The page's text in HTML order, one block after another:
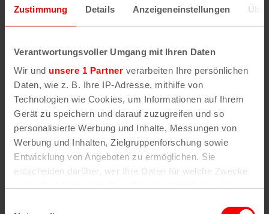
Zustimmung Details Anzeigeneinstellungen
Verantwortungsvoller Umgang mit Ihren Daten
Wir und unsere 1 Partner verarbeiten Ihre persönlichen
Daten, wie z. B. Ihre IP-Adresse, mithilfe von
Technologien wie Cookies, um Informationen auf Ihrem
Gerät zu speichern und darauf zuzugreifen und so
personalisierte Werbung und Inhalte, Messungen von
Werbung und Inhalten, Zielgruppenforschung sowie
Entwicklung von Angeboten zu ermöglichen. Sie
entscheiden darüber, wer Ihre Daten für welche Zwecke
Alle Angaben ohne Gewähr!
Bitte informieren Sie sich vor
Parkhaus-Basisdaten 05.12.2025 11:30, Belegungsdaten-
Quelle: Parkleitsystem bzw. https://offenedaten-
koeln.de/dataset/parkhausbelegung, Lizenz:DL-DE-Zero-2.0
(Korrekturen bitte an info@koeln.de melden - vielen Dank!)